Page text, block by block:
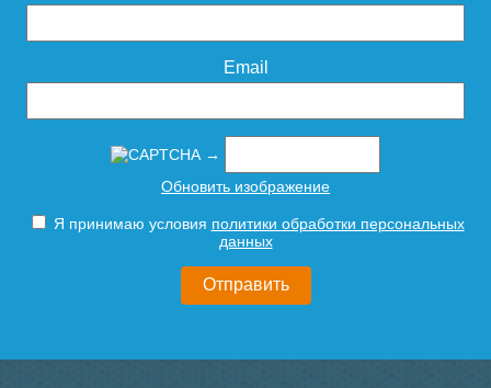
Email
→
Обновить изображение
Я принимаю условия политики обработки персональных
данных